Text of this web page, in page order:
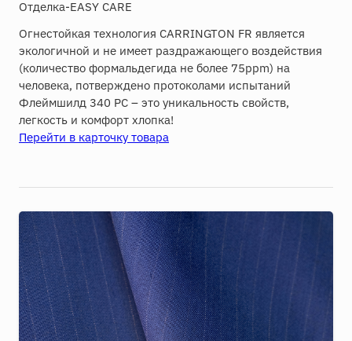
Отделка-EASY CARE
Огнестойкая технология CARRINGTON FR является
экологичной и не имеет раздражающего воздействия
(количество формальдегида не более 75ppm) на
человека, потверждено протоколами испытаний
Флеймшилд 340 РС – это уникальность свойств,
легкость и комфорт хлопка!
Перейти в карточку товара